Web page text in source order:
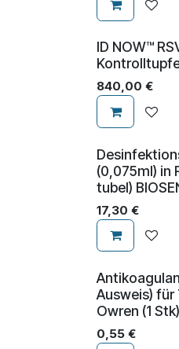
ID NOW™
840,00 €
(0,075ml) in
tubel)
17,30 €
Ausweis) für
Owren (1 Stk)
0,55 €